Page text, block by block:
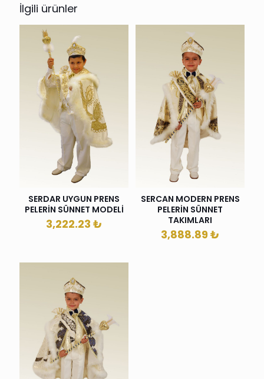
İlgili ürünler
SERDAR UYGUN PRENS
PELERİN SÜNNET MODELİ
3,222.23 ₺
SERCAN MODERN PRENS
PELERİN SÜNNET
TAKIMLARI
3,888.89 ₺